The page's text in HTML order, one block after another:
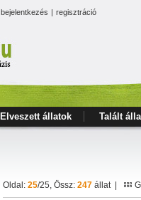
bejelentkezés | regisztráció
Elveszett állatok Talált
Oldal: 25/25, Össz: 247 állat |